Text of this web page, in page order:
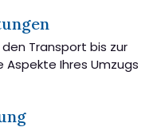
Transport bis zur
Ihres Umzugs